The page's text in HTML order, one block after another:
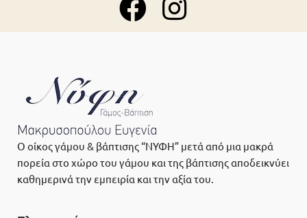
Ο οίκος γάμου & βάπτισης “ΝΥΦΗ” μετά από μια μακρά
πορεία στο χώρο του γάμου και της βάπτισης αποδεικνύει
καθημερινά την εμπειρία και την αξία του.